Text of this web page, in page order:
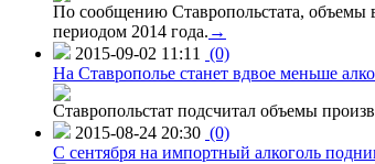
По сообщению Ставропольстата, объемы
периодом 2014 года. →
2015-09-02 11:11
(0)
На Ставрополье станет вдвое меньше
Ставропольстат подсчитал объемы
2015-08-24 20:30 (0)
C сентября на импортный алкоголь